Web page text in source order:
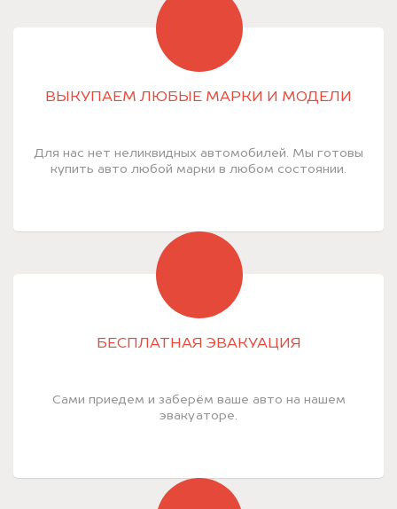
ВЫКУПАЕМ ЛЮБЫЕ МАРКИ И МОДЕЛИ
Для нас нет неликвидных автомобилей. Мы готовы
купить авто любой марки в любом состоянии.
БЕСПЛАТНАЯ ЭВАКУАЦИЯ
Сами приедем и заберём ваше авто на нашем
эвакуаторе.